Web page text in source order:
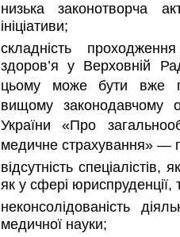
низька законотворча
ініціативи;
складність
здоров’я у Верховній
цьому може бути вже
вищому законодавчому
України «Про
медичне страхування» —
відсутність
як у сфері юриспруденції,
неконсолідованість
медичної науки;